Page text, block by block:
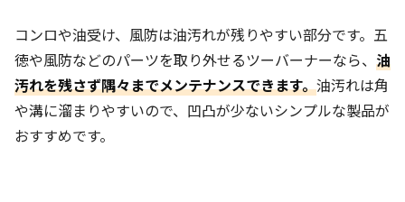
コンロや油受け、風防は油汚れが残りやすい部分です。五
徳や風防などのパーツを取り外せるツーバーナーなら、 油
汚れを残さず隅々までメンテナンスできます。油汚れは角
や溝に溜まりやすいので、凹凸が少ないシンプルな製品が
おすすめです。